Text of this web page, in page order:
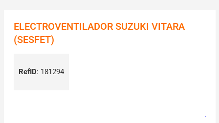
ELECTROVENTILADOR SUZUKI VITARA
(SESFET)
RefID: 181294